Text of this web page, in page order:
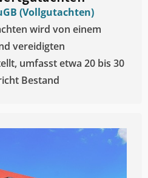
(Vollgutachten)
wird von einem
vereidigten
umfasst etwa 20 bis 30
Bestand